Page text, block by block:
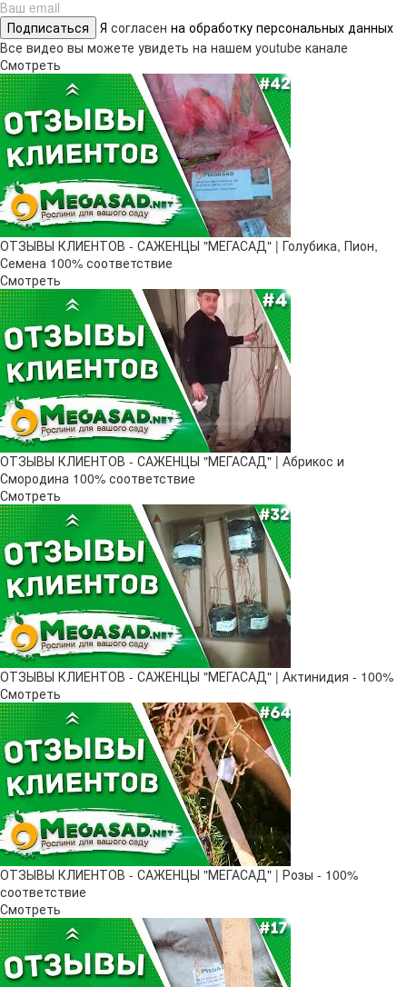
Подписаться Я согласен на обработку персональных данных
Все видео вы можете увидеть на нашем youtube канале
Смотреть
ОТЗЫВЫ КЛИЕНТОВ - САЖЕНЦЫ "МЕГАСАД" | Голубика, Пион,
Семена 100% соответствие
Смотреть
ОТЗЫВЫ КЛИЕНТОВ - САЖЕНЦЫ "МЕГАСАД" | Абрикос и
Смородина 100% соответствие
Смотреть
ОТЗЫВЫ КЛИЕНТОВ - САЖЕНЦЫ "МЕГАСАД" | Актинидия - 100%
Смотреть
ОТЗЫВЫ КЛИЕНТОВ - САЖЕНЦЫ "МЕГАСАД" | Розы - 100%
соответствие
Смотреть